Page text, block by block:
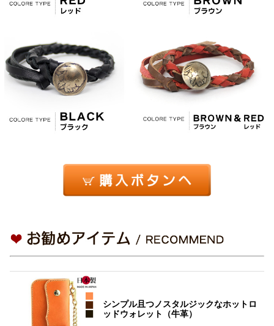
シンプル且つノスタルジックなホットロ
ッドウォレット（牛革）